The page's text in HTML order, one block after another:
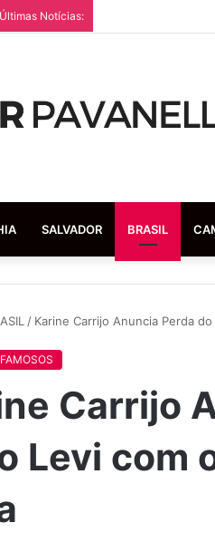
Últimas Notícias:
SALVADOR BRASIL
/ Karine Carrijo Anuncia Perda
FAMOSOS
Carrijo
Levi com